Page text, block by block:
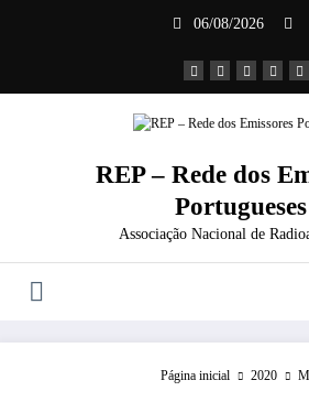
06/08/2026
REP – Rede dos
Portugueses
Associação Nacional de
Página inicial 2020